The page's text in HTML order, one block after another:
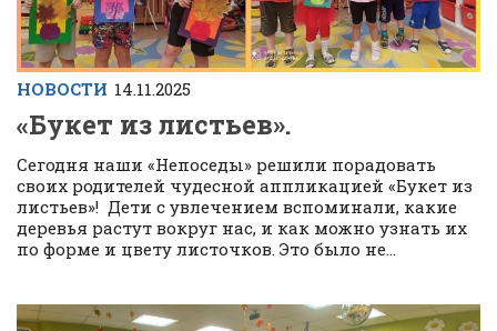
НОВОСТИ 14.11.2025
«Букет из листьев».
Сегодня наши «Непоседы» решили порадовать
своих родителей чудесной аппликацией «Букет из
листьев»! Дети с увлечением вспоминали, какие
деревья растут вокруг нас, и как можно узнать их
по форме и цвету листочков. Это было не...